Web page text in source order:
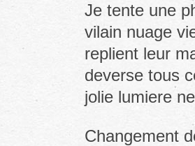
Je tente une
vilain nuage
replient leur
deverse tous
jolie lumiere
Changement